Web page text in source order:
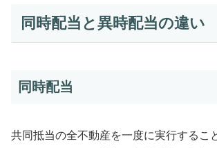
同時配当と異時配当の違い
同時配当
共同抵当の全不動産を一度に実行するこ